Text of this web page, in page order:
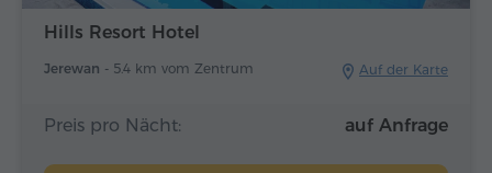
Hills Resort Hotel
Jerewan - 5.4 km vom Zentrum Auf der Karte
Preis pro Nächt: auf Anfrage